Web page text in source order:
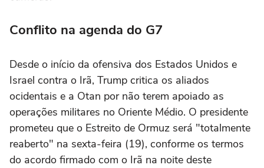
Conflito na agenda do G7
Desde o início da ofensiva dos Estados Unidos e
Israel contra o Irã, Trump critica os aliados
ocidentais e a Otan por não terem apoiado as
operações militares no Oriente Médio. O presidente
prometeu que o Estreito de Ormuz será "totalmente
reaberto" na sexta-feira (19), conforme os termos
do acordo firmado com o Irã na noite deste